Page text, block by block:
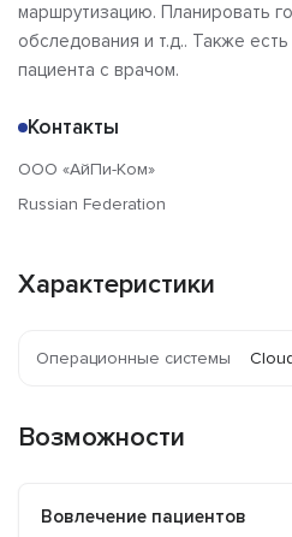
маршрутизацию. Планировать
обследования и т.д.. Также
пациента с врачом.
Контакты
ООО «АйПи-Ком»
Russian Federation
Характеристики
Операционные системы
Возможности
Вовлечение пациентов